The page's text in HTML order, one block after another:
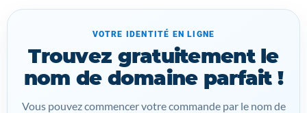
VOTRE IDENTITÉ EN LIGNE
Trouvez gratuitement le
nom de domaine parfait !
Vous pouvez commencer votre commande par le nom de